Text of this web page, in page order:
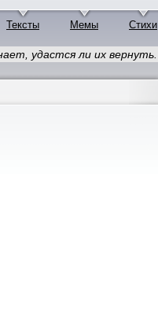
Тексты Мемы Стихи
удастся ли их вернуть.